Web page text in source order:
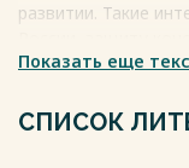
развитии. Такие
территориальной
борьбу с
Показать еще
СПИСОК